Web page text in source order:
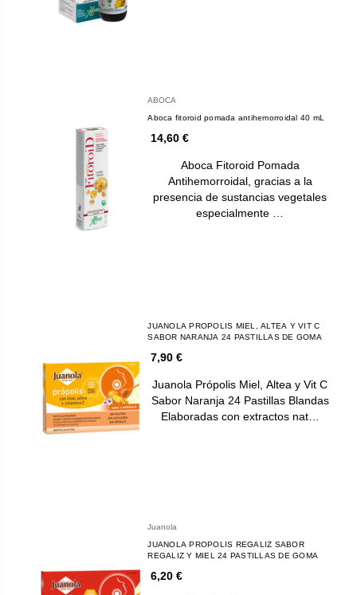
ABOCA
Aboca fitoroid pomada antihemorroidal 40 mL
14,60 €
Aboca Fitoroid Pomada
Antihemorroidal, gracias a la
presencia de sustancias vegetales
especialmente …
JUANOLA PROPOLIS MIEL, ALTEA Y VIT C
SABOR NARANJA 24 PASTILLAS DE GOMA
7,90 €
Juanola Própolis Miel, Altea y Vit C
Sabor Naranja 24 Pastillas Blandas
Elaboradas con extractos nat…
Juanola
JUANOLA PROPOLIS REGALIZ SABOR
REGALIZ Y MIEL 24 PASTILLAS DE GOMA
6,20 €